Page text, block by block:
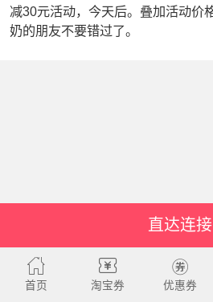
减30元活动，今天后。叠加活动价
奶的朋友不要错过了。
直达连接
首页 淘宝券 优惠券